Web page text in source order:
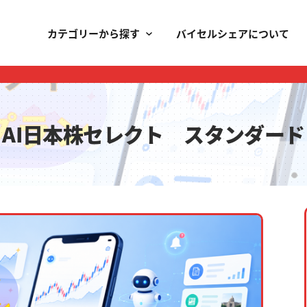
カテゴリーから探す バイセルシェアについて
AI日本株セレクト スタンダード